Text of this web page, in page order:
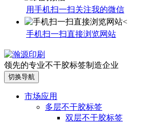
用手机扫一扫关注我的微信
手机扫一扫直接浏览网站
领先的专业不干胶标签制造企业
切换导航
市场应用
多层不干胶标签
双层不干胶标签